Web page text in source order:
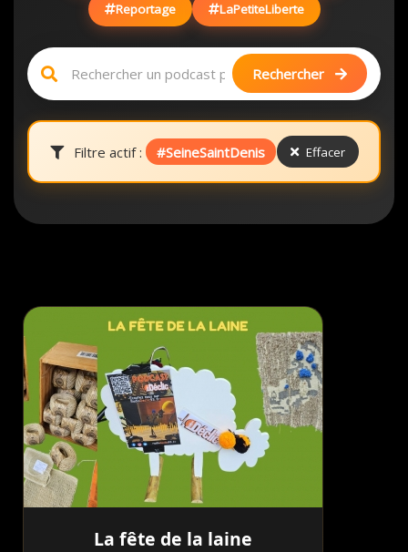
Reportage LaPetiteLiberte
Rechercher
Filtre actif : #SeineSaintDenis Effacer
La fête de la laine